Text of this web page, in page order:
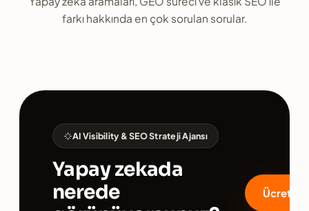
farkı hakkında en çok sorulan sorular.
AI Visibility & SEO Strateji Ajansı
Yapay zekada
nerede
Ücretsiz